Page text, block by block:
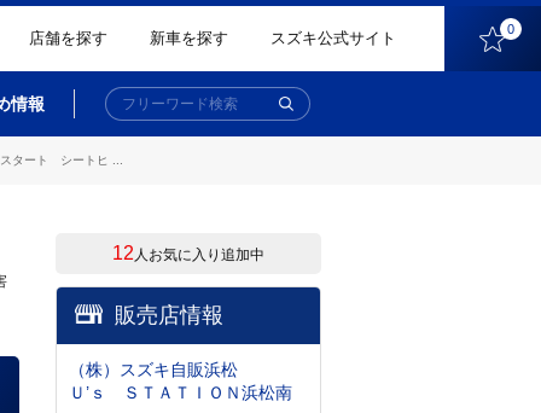
店舗を探す 新車を探す スズキ公式サイト 0
情報
タート シートヒ ...
12 人お気に入り追加中
販売店情報
（株）スズキ自販浜松
Ｕ’ｓ ＳＴＡＴＩＯＮ浜松南